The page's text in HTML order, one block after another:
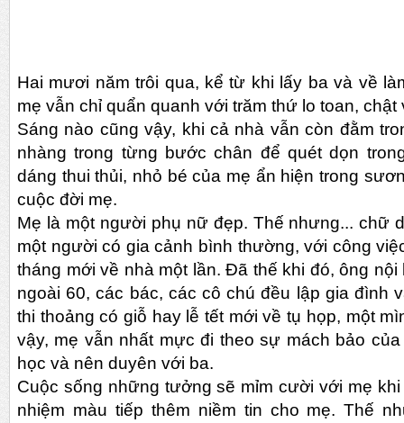
Hai mươi năm trôi qua, kể từ khi lấy ba và về
mẹ vẫn chỉ quẩn quanh với trăm thứ lo toan, chật
Sáng nào cũng vậy, khi cả nhà vẫn còn đằm
nhàng trong từng bước chân để quét dọn
dáng thui thủi, nhỏ bé của mẹ ẩn hiện trong
cuộc đời mẹ.
Mẹ là một người phụ nữ đẹp. Thế nhưng... chữ
một người có gia cảnh bình thường, với công
tháng mới về nhà một lần. Đã thế khi đó, ông
ngoài 60, các bác, các cô chú đều lập gia đình
thi thoảng có giỗ hay lễ tết mới về tụ họp, một
vậy, mẹ vẫn nhất mực đi theo sự mách bảo
học và nên duyên với ba.
Cuộc sống những tưởng sẽ mỉm cười với mẹ
nhiệm màu tiếp thêm niềm tin cho mẹ. Thế